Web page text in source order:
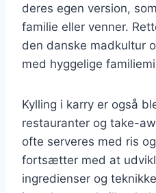
deres egen version,
familie eller venner.
den danske madkultur
med hyggelige
Kylling i karry er også
restauranter og take-
ofte serveres med ris
fortsætter med at
ingredienser og